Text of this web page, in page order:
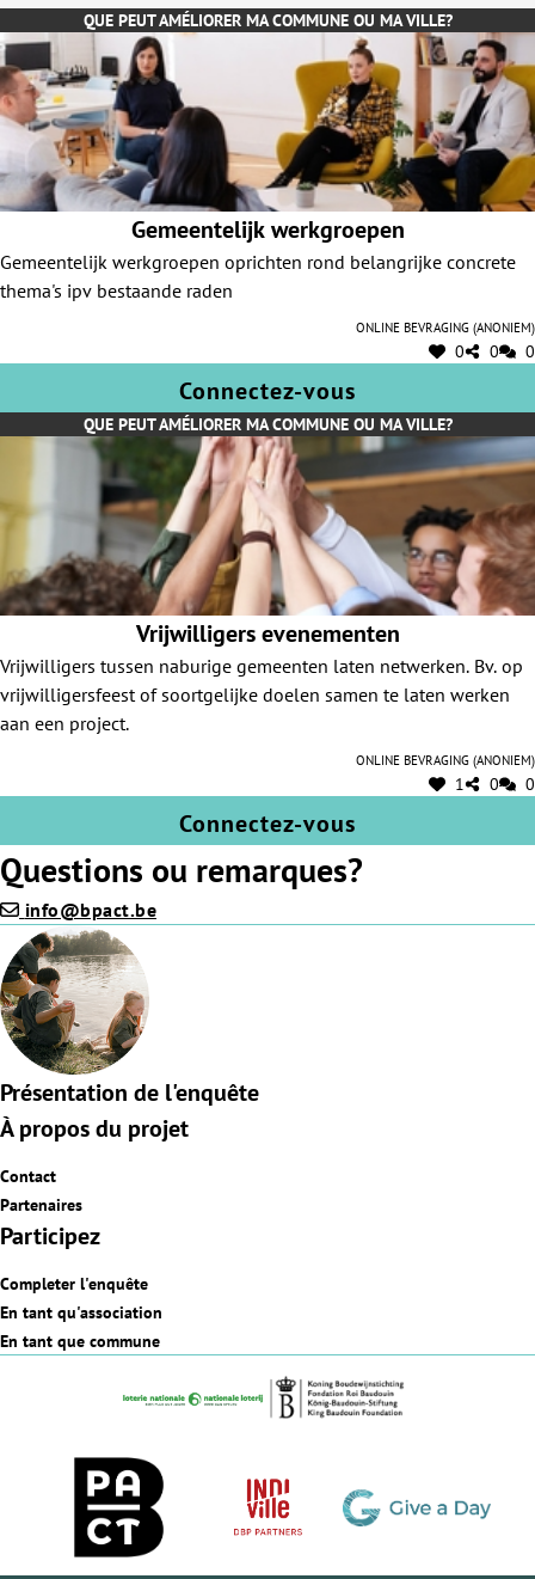
QUE PEUT AMÉLIORER MA COMMUNE OU MA VILLE?
Gemeentelijk werkgroepen
Gemeentelijk werkgroepen oprichten rond belangrijke concrete
thema's ipv bestaande raden
Online bevraging (anoniem)
0 0 0
Connectez-vous
QUE PEUT AMÉLIORER MA COMMUNE OU MA VILLE?
Vrijwilligers evenementen
Vrijwilligers tussen naburige gemeenten laten netwerken. Bv. op
vrijwilligersfeest of soortgelijke doelen samen te laten werken
aan een project.
Online bevraging (anoniem)
1 0 0
Connectez-vous
Questions ou remarques?
info@bpact.be
Présentation de l'enquête
À propos du projet
Contact
Partenaires
Participez
Completer l'enquête
En tant qu'association
En tant que commune